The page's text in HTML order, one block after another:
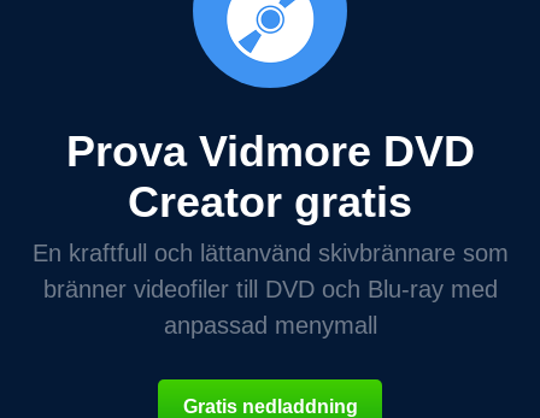
Prova Vidmore DVD
Creator gratis
En kraftfull och lättanvänd skivbrännare som
bränner videofiler till DVD och Blu-ray med
anpassad menymall
Gratis nedladdning